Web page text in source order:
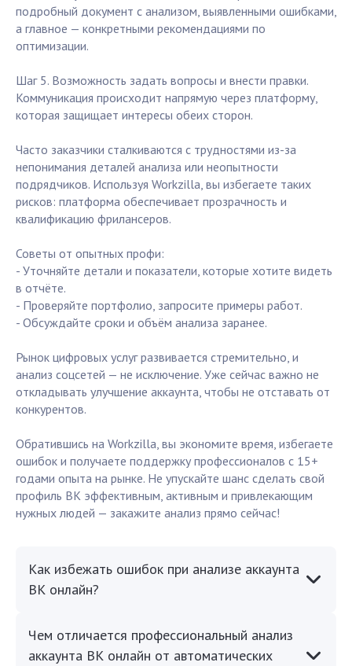
подробный документ с анализом, выявленными ошибками,
а главное — конкретными рекомендациями по
оптимизации.
Шаг 5. Возможность задать вопросы и внести правки.
Коммуникация происходит напрямую через платформу,
которая защищает интересы обеих сторон.
Часто заказчики сталкиваются с трудностями из-за
непонимания деталей анализа или неопытности
подрядчиков. Используя Workzilla, вы избегаете таких
рисков: платформа обеспечивает прозрачность и
квалификацию фрилансеров.
Советы от опытных профи:
- Уточняйте детали и показатели, которые хотите видеть
в отчёте.
- Проверяйте портфолио, запросите примеры работ.
- Обсуждайте сроки и объём анализа заранее.
Рынок цифровых услуг развивается стремительно, и
анализ соцсетей — не исключение. Уже сейчас важно не
откладывать улучшение аккаунта, чтобы не отставать от
конкурентов.
Обратившись на Workzilla, вы экономите время, избегаете
ошибок и получаете поддержку профессионалов с 15+
годами опыта на рынке. Не упускайте шанс сделать свой
профиль ВК эффективным, активным и привлекающим
нужных людей — закажите анализ прямо сейчас!
Как избежать ошибок при анализе аккаунта
ВК онлайн?
Чем отличается профессиональный анализ
аккаунта ВК онлайн от автоматических